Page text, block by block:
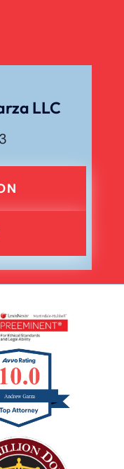
LLC